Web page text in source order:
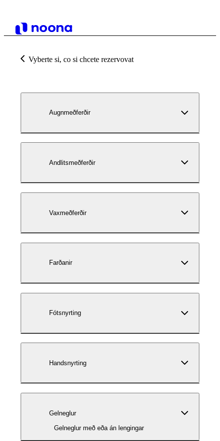
Vyberte si, co si chcete rezervovat
Augnmeðferðir
Andlitsmeðferðir
Vaxmeðferðir
Farðanir
Fótsnyrting
Handsnyrting
Gelneglur
Gelneglur með eða án lengingar